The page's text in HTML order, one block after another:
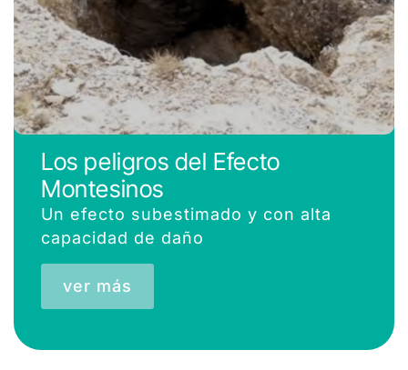
Los peligros del Efecto
Montesinos
Un efecto subestimado y con alta
capacidad de daño
ver más